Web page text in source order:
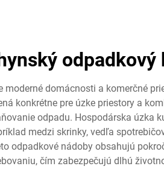
odpadkový
domácnosti a komerčné
konkrétne pre úzke priestory a
odpadu. Hospodárska úzka
medzi skrinky, vedľa
odpadkové nádoby obsahujú
čím zabezpečujú dlhú